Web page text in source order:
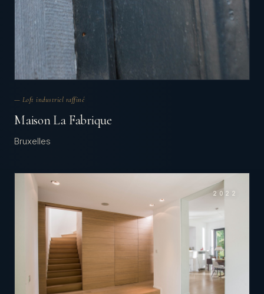
— Loft industriel raffiné
Maison La Fabrique
Bruxelles
2022